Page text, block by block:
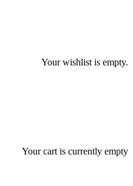
Your wishlist is empty.
Your cart is currently empty